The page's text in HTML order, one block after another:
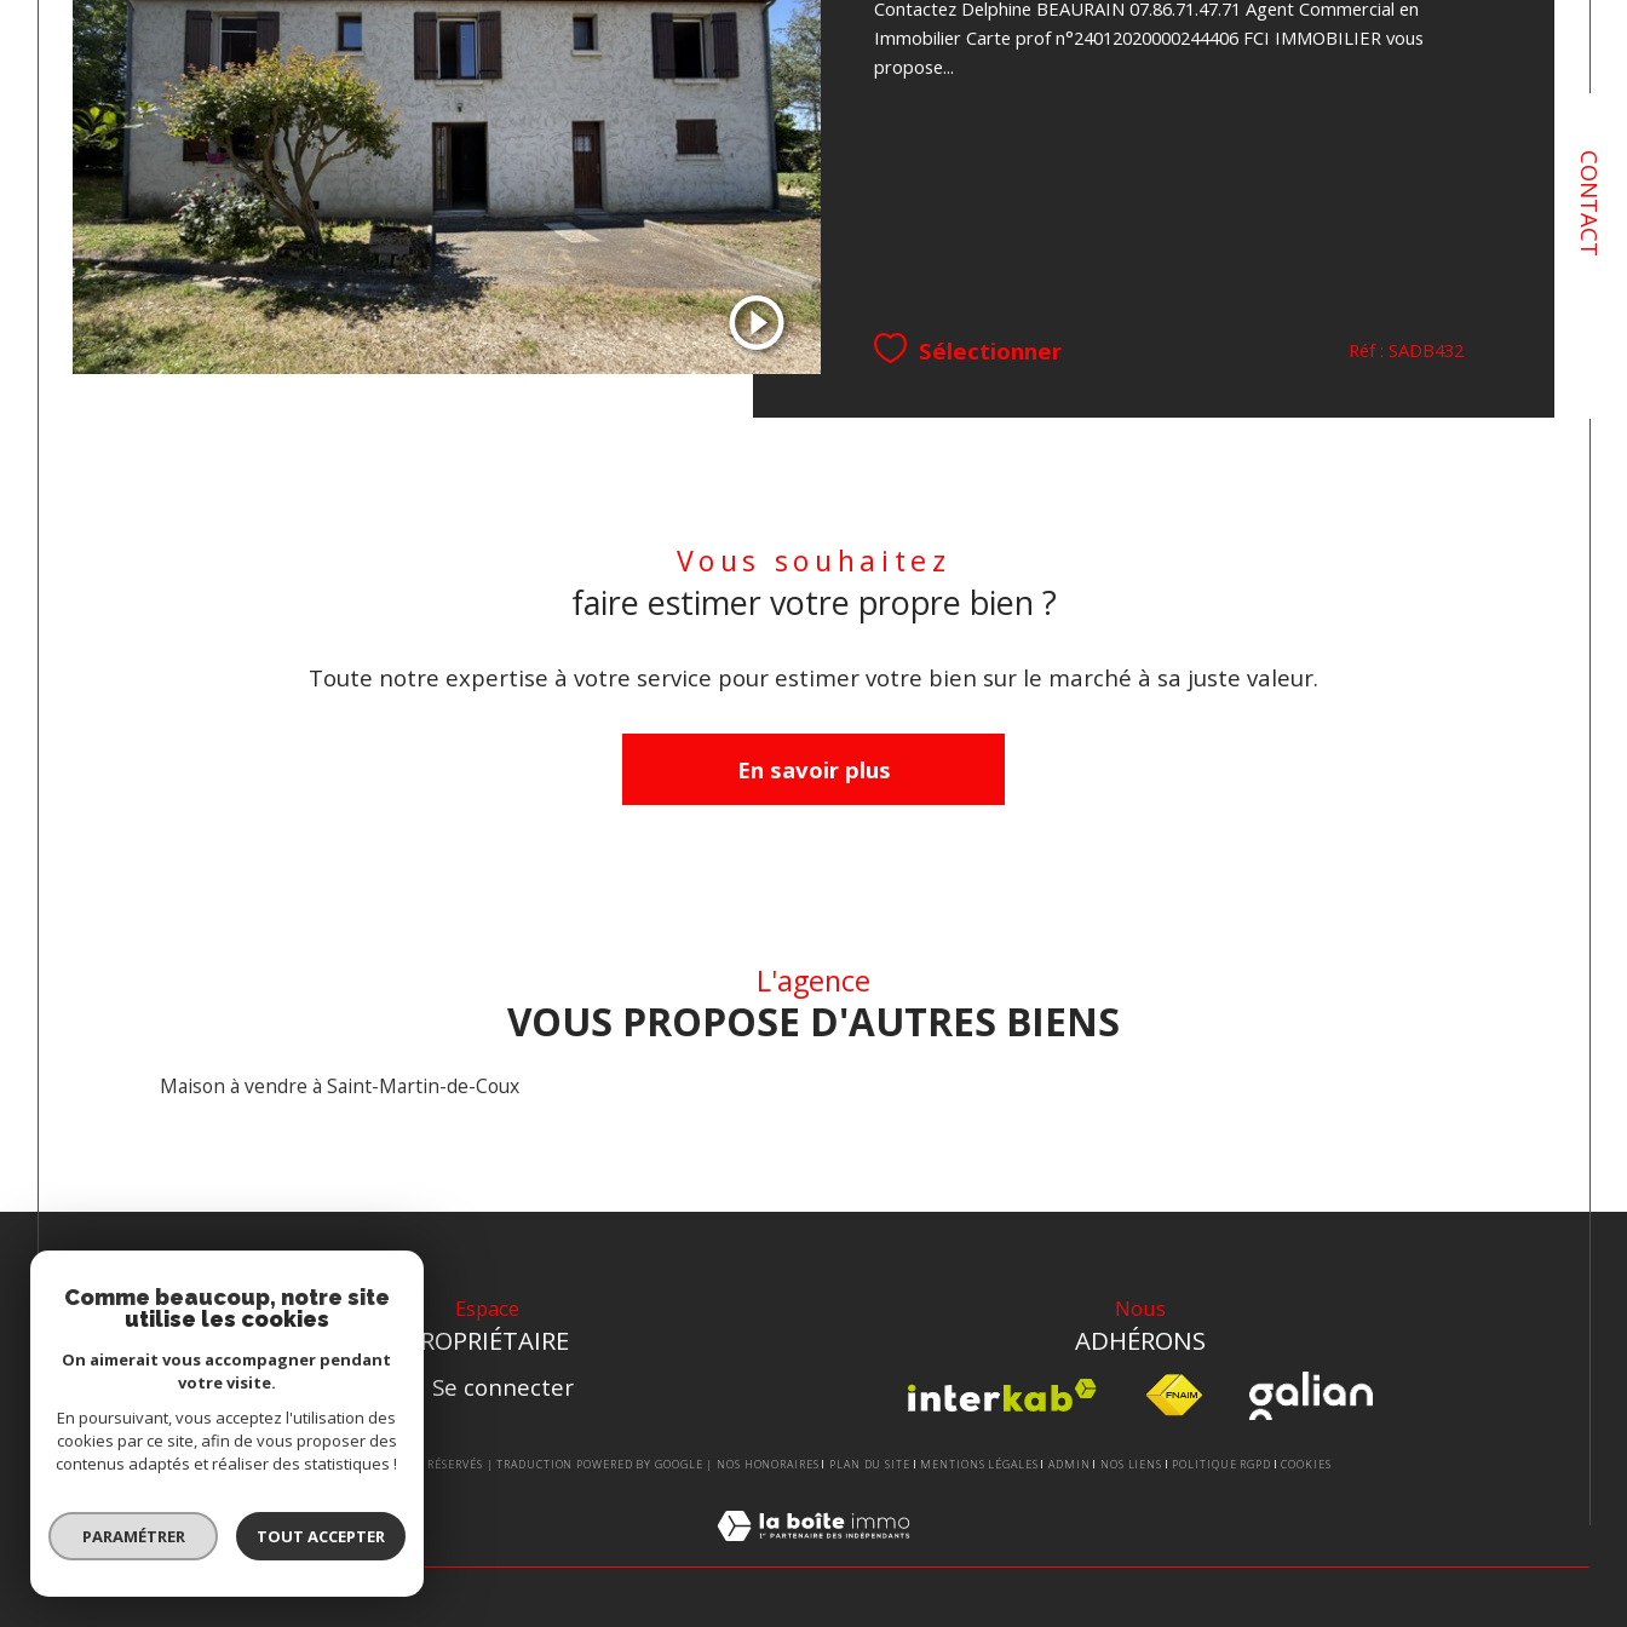
CONTACT
Contactez Delphine BEAURAIN 07.86.71.47.71 Agent Commercial en
Immobilier Carte prof n°24012020000244406 FCI IMMOBILIER vous
propose...
Sélectionner Réf : SADB432
Vous souhaitez
faire estimer votre propre bien ?
Toute notre expertise à votre service pour estimer votre bien sur le marché à sa juste valeur.
En savoir plus
L'agence
VOUS PROPOSE D'AUTRES BIENS
Maison à vendre à Saint-Martin-de-Coux
Espace
PROPRIÉTAIRE
Se connecter
Nous
ADHÉRONS
© 2026 | TOUS DROITS RÉSERVÉS | TRADUCTION POWERED BY GOOGLE | NOS HONORAIRES PLAN DU SITE MENTIONS LÉGALES ADMIN NOS LIENS POLITIQUE RGPD COOKIES
Comme beaucoup, notre site
utilise les cookies
On aimerait vous accompagner pendant
votre visite.
En poursuivant, vous acceptez l'utilisation des
cookies par ce site, afin de vous proposer des
contenus adaptés et réaliser des statistiques !
PARAMÉTRER TOUT ACCEPTER